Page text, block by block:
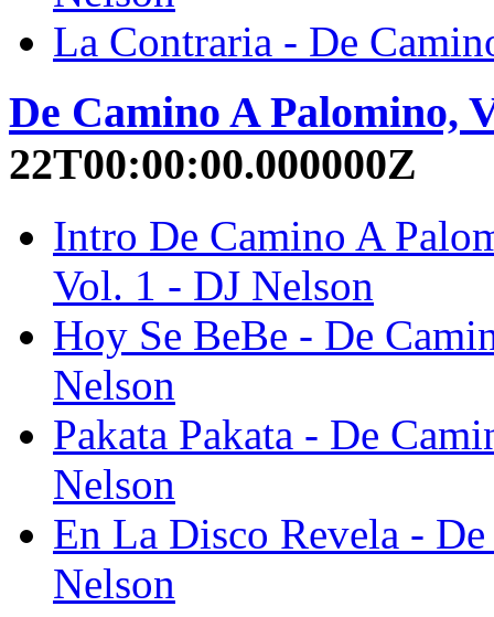
La Contraria - De
De Camino A Palomino,
22T00:00:00.000000Z
Intro De Camino A
Vol. 1 - DJ Nelson
Hoy Se BeBe - De
Nelson
Pakata Pakata - De
Nelson
En La Disco Revela -
Nelson